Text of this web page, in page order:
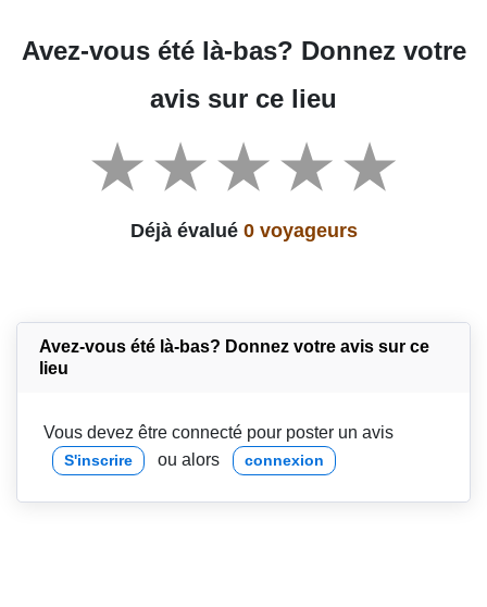
Avez-vous été là-bas? Donnez votre
avis sur ce lieu
Déjà évalué 0 voyageurs
Avez-vous été là-bas? Donnez votre avis sur ce
lieu
Vous devez être connecté pour poster un avis
S'inscrire ou alors connexion